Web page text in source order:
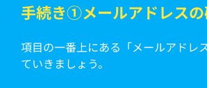
手続き①メールアドレス
項目の一番上にある「メールアドレ
ていきましょう。